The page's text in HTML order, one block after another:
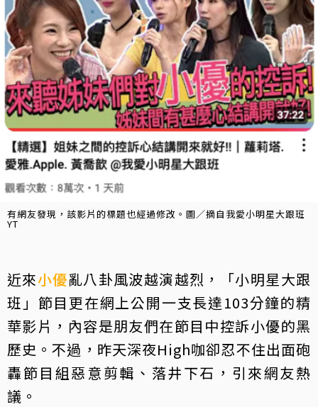
有網友發現，該影片的標題也經過修改。圖／摘自我愛小明星大跟班
YT
近來小優亂八卦風波越演越烈，「小明星大跟
班」節目更在網上公開一支長達103分鐘的精
華影片，內容是朋友們在節目中控訴小優的黑
歷史。不過，昨天深夜High咖卻忍不住出面砲
轟節目組惡意剪輯、落井下石，引來網友熱
議。